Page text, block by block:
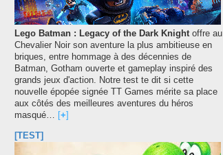
Lego Batman : Legacy of the Dark Knightoffre au
Chevalier Noir son aventure la plus ambitieuse en
briques, entre hommage à des décennies de
Batman, Gotham ouverte et gameplay inspiré des
grands jeux d'action. Notre test te dit si cette
nouvelle épopée signée TT Games mérite sa place
aux côtés des meilleures aventures du héros
masqué…
+
[TEST]